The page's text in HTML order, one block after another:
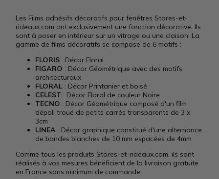
Les Films adhésifs décoratifs pour fenêtres Stores-et-
rideaux.com ont exclusivement une fonction décorative. Ils
sont à poser en intérieur sur un vitrage ou une cloison. La
gamme de films décoratifs se compose de 6 motifs :
FLORIS : Décor Floral
FIGARO : Décor Géométrique avec des motifs
architecturaux
FLORAL : Décor Printanier et boisé
CELEST : Décor Floral de couleur Noire
TECNO : Décor Géométrique composé d'un film
dépoli troué de petits carrés transparents de 3 x
3cm
LINEA : Décor graphique constitué d'une alternance
de bandes blanches de 10 mm espacées de 4mm
Comme tous les produits Stores-et-rideaux.com, ils sont
réalisés à vos mesures bénéficient de la livraison gratuite
en France sans minimum de commande.